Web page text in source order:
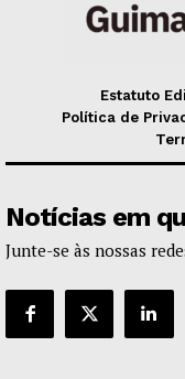
Estatuto
Política de
Notícias em
Junte-se às nossas